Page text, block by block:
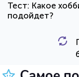
Тест: Какое
подойдет?